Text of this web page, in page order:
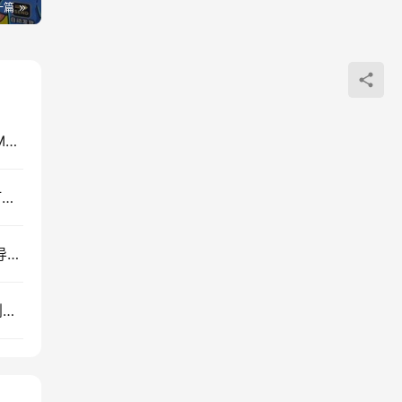
篇
零基础AI不露脸做YouTube赚钱，4小时掌握高CPM赛道与SEO变现技巧
自媒体个人成长全能课：镜头语言修炼+AI实操，打造个人IP副业变现
多平台直播获客实操：单人多账号同步开播，私域导流与切片矩阵引流技巧
短视频带货实战课：爆款案例拆解+拍摄剪辑脚本创作技巧